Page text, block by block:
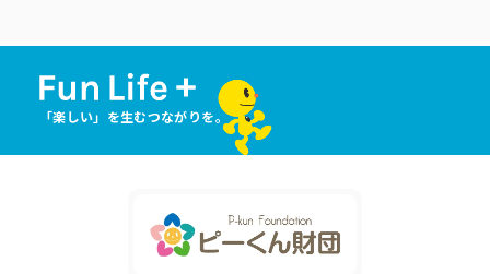
「楽しい」を生むつながりを。